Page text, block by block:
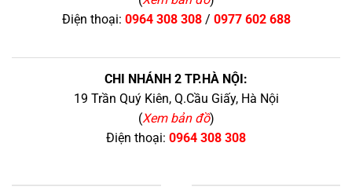
Điện thoại: 0964 308 308/ 0977 602 688
CHI NHÁNH 2 TP.HÀ NỘI:
19 Trần Quý Kiên, Q.Cầu Giấy, Hà Nội
(Xem bản đồ)
Điện thoại: 0964 308 308